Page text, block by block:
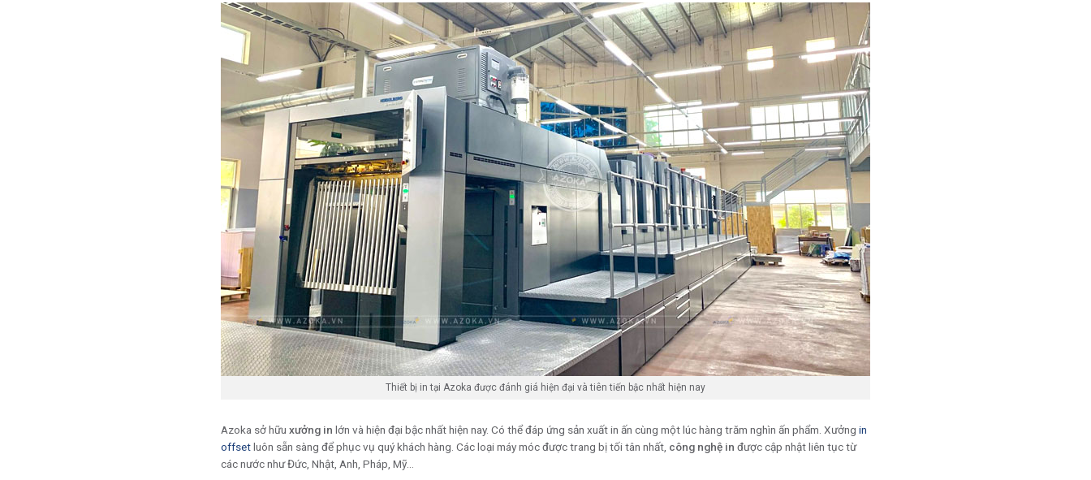
Thiết bị in tại Azoka được đánh giá hiện đại và tiên tiến bậc nhất hiện nay
Azoka sở hữu xưởng in lớn và hiện đại bậc nhất hiện nay. Có thể đáp ứng sản xuất in ấn cùng một lúc hàng trăm nghìn ấn phẩm. Xưởng in
offsetluôn sẵn sàng để phục vụ quý khách hàng. Các loại máy móc được trang bị tối tân nhất, công nghệ in được cập nhật liên tục từ
các nước như Đức, Nhật, Anh, Pháp, Mỹ…